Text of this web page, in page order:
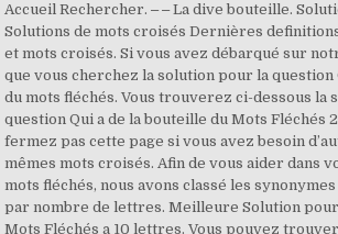
Accueil Rechercher. ‒ ‒ La dive bouteille.
Solutions de mots croisés Dernières
et mots croisés. Si vous avez débarqué sur
que vous cherchez la solution pour la question
du mots fléchés. Vous trouverez ci-dessous la
question Qui a de la bouteille du Mots Fléchés
fermez pas cette page si vous avez besoin
mêmes mots croisés. Afin de vous aider dans
mots fléchés, nous avons classé les
par nombre de lettres. Meilleure Solution
Mots Fléchés a 10 lettres. Vous pouvez trouver